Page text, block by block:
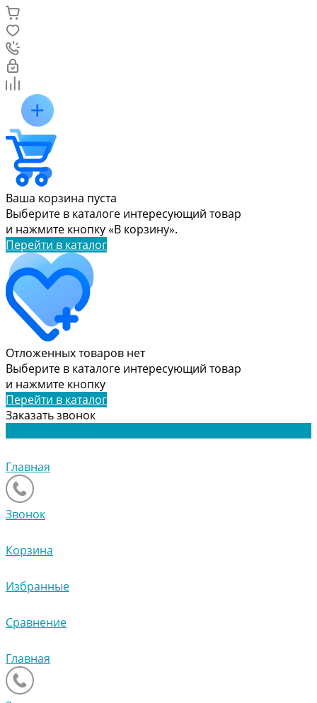
Ваша корзина пуста
Выберите в каталоге интересующий товар
и нажмите кнопку «В корзину».
Перейти в каталог
Отложенных товаров нет
Выберите в каталоге интересующий товар
и нажмите кнопку
Перейти в каталог
Заказать звонок
Главная
Звонок
Корзина
Избранные
Сравнение
Главная